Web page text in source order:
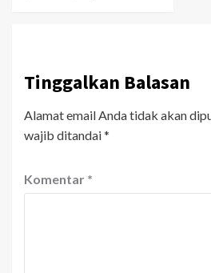
Tinggalkan Balasan
Alamat email Anda tidak akan
wajib ditandai*
Komentar *